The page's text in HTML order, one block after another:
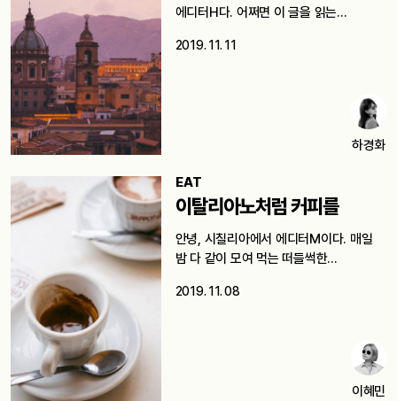
에디터H다. 어쩌면 이 글을 읽는…
2019. 11. 11
하경화
EAT
이탈리아노처럼 커피를
안녕, 시칠리아에서 에디터M이다. 매일
밤 다 같이 모여 먹는 떠들썩한…
2019. 11. 08
이혜민